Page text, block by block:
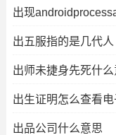
出现
出五服指的是几代人
出师未捷身先死什么
出生证明怎么查看电
出品公司什么意思